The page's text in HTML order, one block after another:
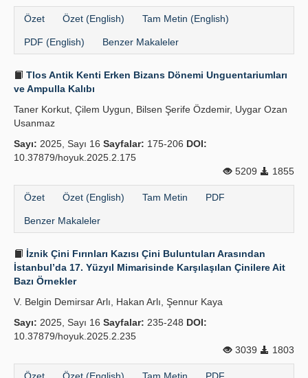
Özet Özet (English) Tam Metin (English)
PDF (English) Benzer Makaleler
Tlos Antik Kenti Erken Bizans Dönemi Unguentariumları
ve Ampulla Kalıbı
Taner Korkut, Çilem Uygun, Bilsen Şerife Özdemir, Uygar Ozan
Usanmaz
Sayı: 2025, Sayı 16 Sayfalar: 175-206 DOI:
10.37879/hoyuk.2025.2.175
5209
1855
Özet Özet (English) Tam Metin PDF
Benzer Makaleler
İznik Çini Fırınları Kazısı Çini Buluntuları Arasından
İstanbul’da 17. Yüzyıl Mimarisinde Karşılaşılan Çinilere Ait
Bazı Örnekler
V. Belgin Demirsar Arlı, Hakan Arlı, Şennur Kaya
Sayı: 2025, Sayı 16 Sayfalar: 235-248 DOI:
10.37879/hoyuk.2025.2.235
3039
1803